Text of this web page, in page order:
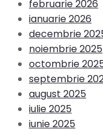
februarie 2026
ianuarie 2026
decembrie
noiembrie 2025
octombrie
septembrie
august 2025
iulie 2025
iunie 2025